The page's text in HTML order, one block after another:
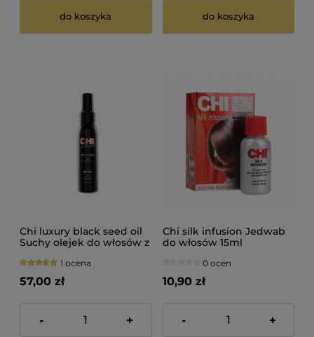
do koszyka do koszyka
Chi luxury black seed oil
Suchy olejek do włosów z
1 ocena
57,00 zł
- +
Chi silk infusion Jedwab
do włosów 15ml
0 ocen
10,90 zł
- +